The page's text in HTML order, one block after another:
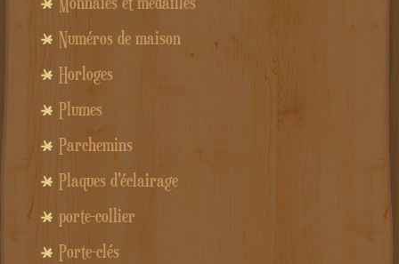
Numéros de maison
Horloges
Plumes
Parchemins
Plaques d'éclairage
porte-collier
Porte-clés